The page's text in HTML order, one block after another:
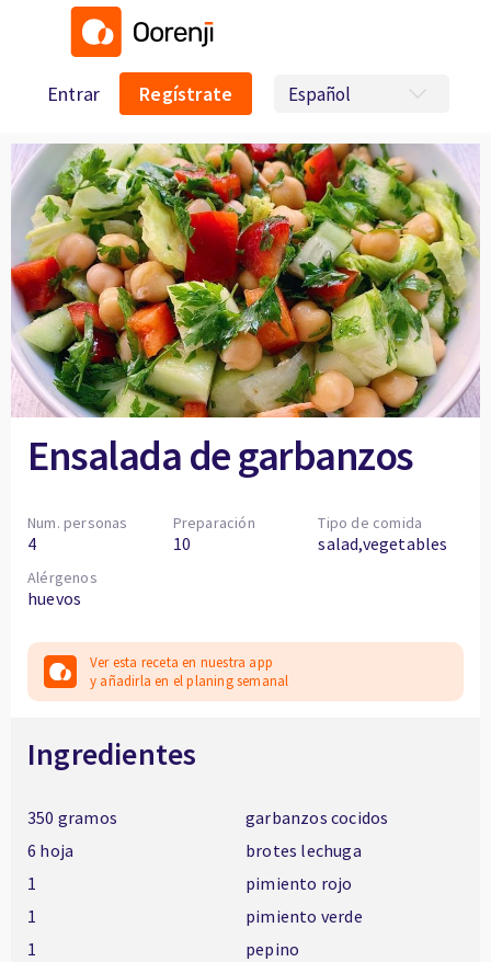
Entrar Regístrate
Ensalada de garbanzos
Num. personas
4
Preparación
10
Tipo de comida
salad,vegetables
Alérgenos
huevos
Ver esta receta en nuestra app
y añadirla en el planing semanal
Ingredientes
350 gramos
garbanzos cocidos
6 hoja
brotes lechuga
1
pimiento rojo
1
pimiento verde
1
pepino